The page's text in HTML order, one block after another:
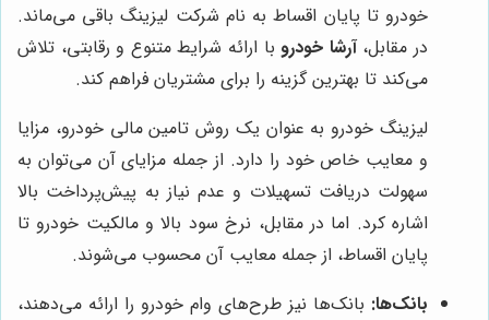
خودرو تا پایان اقساط به نام شرکت لیزینگ باقی می‌ماند.
در مقابل،آرشا خودروبا ارائه شرایط متنوع و رقابتی، تلاش
می‌کند تا بهترین گزینه را برای مشتریان فراهم کند.
لیزینگ خودرو به عنوان یک روش تامین مالی خودرو، مزایا
و معایب خاص خود را دارد. از جمله مزایای آن می‌توان به
سهولت دریافت تسهیلات و عدم نیاز به پیش‌پرداخت بالا
اشاره کرد. اما در مقابل، نرخ سود بالا و مالکیت خودرو تا
پایان اقساط، از جمله معایب آن محسوب می‌شوند.
بانک‌ها: بانک‌ها نیز طرح‌های وام خودرو را ارائه می‌دهند،